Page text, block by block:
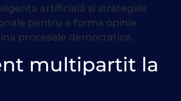
artificială și strategiile
pentru a forma opinia
procesele democratice.
multipartit la